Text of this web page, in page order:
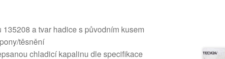
a tvar hadice s původním kusem
těsnění
chladicí kapalinu dle specifikace